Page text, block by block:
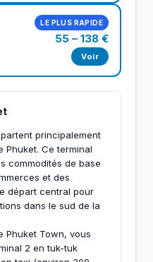
LE PLUS RAPIDE
55 – 138 €
Voir
principalement
Phuket. Ce terminal
commodités de base
et des
départ central pour
dans le sud de la
Phuket Town, vous
2 en tuk-tuk